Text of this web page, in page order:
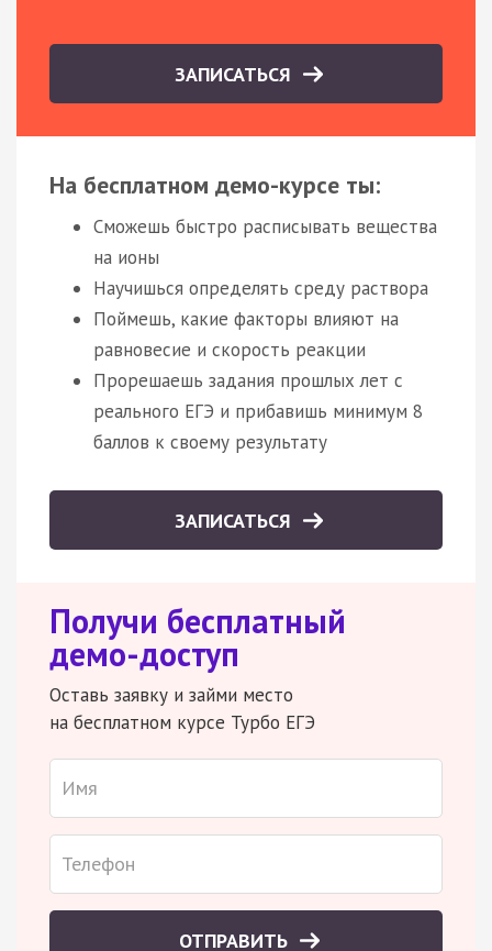
ЗАПИСАТЬСЯ
На бесплатном демо-курсе ты:
Сможешь быстро расписывать вещества
на ионы
Научишься определять среду раствора
Поймешь, какие факторы влияют на
равновесие и скорость реакции
Прорешаешь задания прошлых лет с
реального ЕГЭ и прибавишь минимум 8
баллов к своему результату
ЗАПИСАТЬСЯ
Получи бесплатный
демо-доступ
Оставь заявку и займи место
на бесплатном курсе Турбо ЕГЭ
ОТПРАВИТЬ